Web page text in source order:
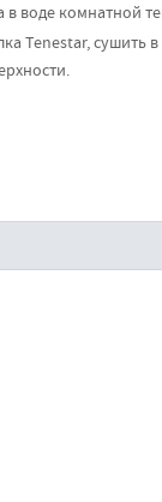
в воде комнатной
Tenestar, сушить